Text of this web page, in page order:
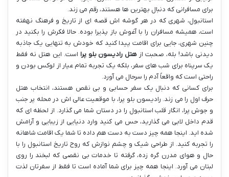
برای مسافرانی که دنبال بهترین ها هستند، رقم می زند.
استانبول، شهری که در هر گوشه اش قصه ای از تاریخ و فرهنگ نهفته
است، همیشه مسافران را با آغوش باز پذیرا بوده. حالا فکرش را بکنید در
چنین شهری، جایی برای اقامت پیدا کنید که خودش به تنهایی یک جاذبه
دیدنی باشد! بله، صحبت از هتل رادیسون بلو پرا است. این هتل نه فقط
یک سرپناه برای شب های سفر، بلکه یک تجربه تمام عیار از لوکس بودن و
راحتی است که واقعاً آدم را سرحال می آورد.
برای کسانی که دنبال یک سفر حسابی و بی نقص هستند، انتخاب هتل
حرف اول را می زند. رادیسون بلو پرا، با موقعیت عالی اش در محله پر جنب
و جوش پرا، انگار قلب استانبول را در دستان شما می گذارد. از لحظه ای که
قدم داخل لابی می گذارید، حس می کنید وارد دنیایی از زیبایی و آرامش
شده اید. اینجا همه چیز دست به دست هم داده تا شما یک اقامت شاهانه
را تجربه کنید. از طراحی شیک و چشم نوازش که روح تاریخ استانبول را با
حال و هوای مدرن گره زده، گرفته تا خدمات بی نقصی که لبخند را روی
لبتان می آورد. اینجا همه چیز برای شما آماده است تا فقط از سفرتان لذت